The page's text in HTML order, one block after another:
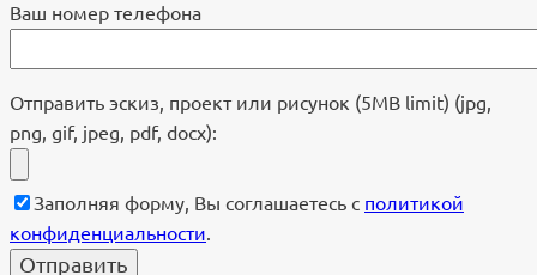
Ваш номер телефона
Отправить эскиз, проект или рисунок (5MB limit) (jpg,
png, gif, jpeg, pdf, docx):
Заполняя форму, Вы соглашаетесь с политикой
конфиденциальности.